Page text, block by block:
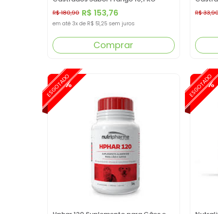
R$ 153,76
R$ 180,90
em até 3x de R$ 51,25 sem juros
Comprar
R$
ESGOTADO
-15% ESGOTADO
-15%